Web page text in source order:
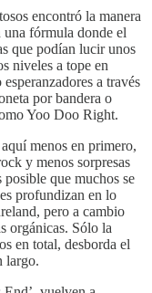
encontró la manera
una fórmula donde el
que podían lucir unos
niveles a tope en
a través
por bandera o
Yoo Doo Right.
menos en primero,
y menos sorpresas
que muchos se
profundizan en lo
pero a cambio
orgánicas. Sólo la
en total, desborda el
largo.